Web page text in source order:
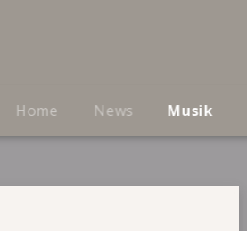
Home News Musik